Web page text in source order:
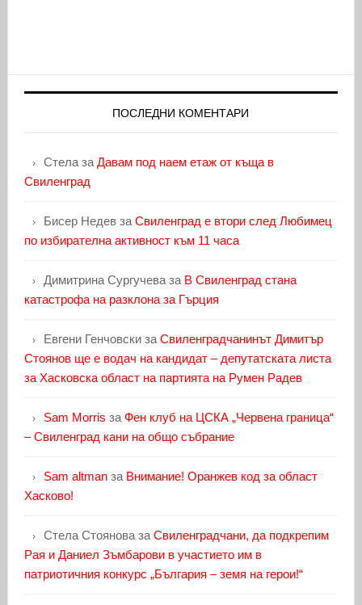
ПОСЛЕДНИ КОМЕНТАРИ
Стелаза Давам под наем етаж от къща в
Свиленград
Бисер Недевза Свиленград е втори след Любимец
по избирателна активност към 11 часа
Димитрина Сургучеваза В Свиленград стана
катастрофа на разклона за Гърция
Евгени Генчовскиза Свиленградчанинът Димитър
Стоянов ще е водач на кандидат – депутатската листа
за Хасковска област на партията на Румен Радев
Sam Morris за Фен клуб на ЦСКА „Червена граница“
– Свиленград кани на общо събрание
Sam altmanза Внимание! Оранжев код за област
Хасково!
Стела Стояноваза Свиленградчани, да подкрепим
Рая и Даниел Зъмбарови в участието им в
патриотичния конкурс „България – земя на герои!“